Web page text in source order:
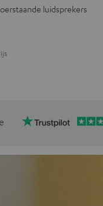
luidsprekers